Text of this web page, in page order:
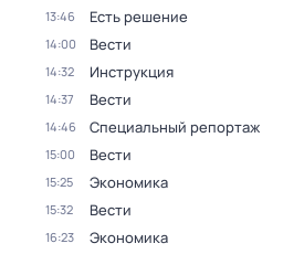
13:46 Есть решение
14:00 Вести
14:32 Инструкция
14:37 Вести
14:46 Специальный репортаж
15:00 Вести
15:25 Экономика
15:32 Вести
16:23 Экономика